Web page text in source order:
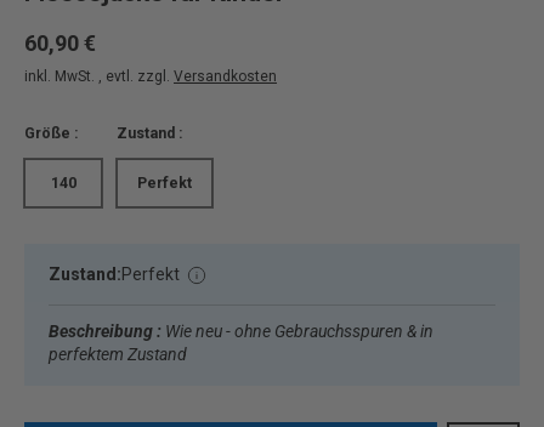
60,90 €
inkl. MwSt. , evtl. zzgl. Versandkosten
Größe :
140
Zustand :
Perfekt
Zustand:Perfekt
Beschreibung : Wie neu - ohne Gebrauchsspuren & in
perfektem Zustand